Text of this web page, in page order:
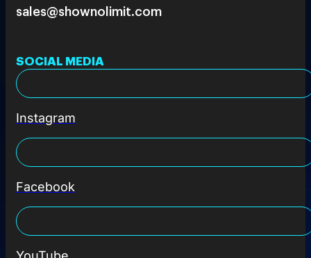
sales@shownolimit.com
SOCIAL MEDIA
Instagram
Facebook